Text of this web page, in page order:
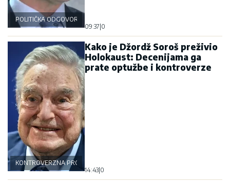
POLITIČKA ODGOVORNOST
09:37 0
KONTROVERZNA PROŠLOST
Kako je Džordž Soroš preživio
Holokaust: Decenijama ga
prate optužbe i kontroverze
14:43 0